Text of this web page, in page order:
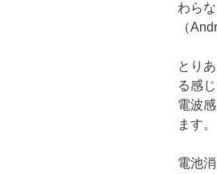
わら
（
とり
る感じ
電波
ます。
電池